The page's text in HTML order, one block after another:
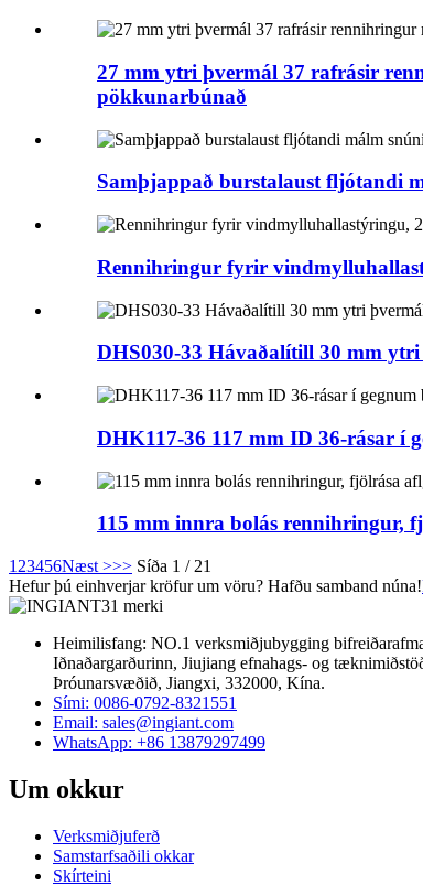
27 mm ytri þvermál 37 rafrásir
pökkunarbúnað
Samþjappað burstalaust fljótandi
Rennihringur fyrir
DHS030-33 Hávaðalítill 30 mm
DHK117-36 117 mm ID 36-rásar í
115 mm innra bolás rennihringur,
1 23456Næst >>> Síða 1 / 21
Hefur þú einhverjar kröfur um vöru? Hafðu samband núna!
Heimilisfang: NO.1 verksmiðjubygging
Iðnaðargarðurinn, Jiujiang efnahags- og
Þróunarsvæðið, Jiangxi, 332000, Kína.
Sími: 0086-0792-8321551
Email: sales@ingiant.com
WhatsApp: +86 13879297499
Um okkur
Verksmiðjuferð
Samstarfsaðili okkar
Skírteini